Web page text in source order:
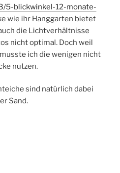
5-blickwinkel-12-monate-
wie ihr Hanggarten bietet
die Lichtverhältnisse
nicht optimal. Doch weil
ich die wenigen nicht
nutzen.
sind natürlich dabei
Sand.